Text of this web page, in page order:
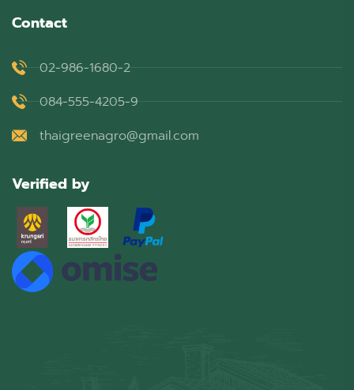
Contact
02-986-1680-2
084-555-4205-9
thaigreenagro@gmail.com
Verified by